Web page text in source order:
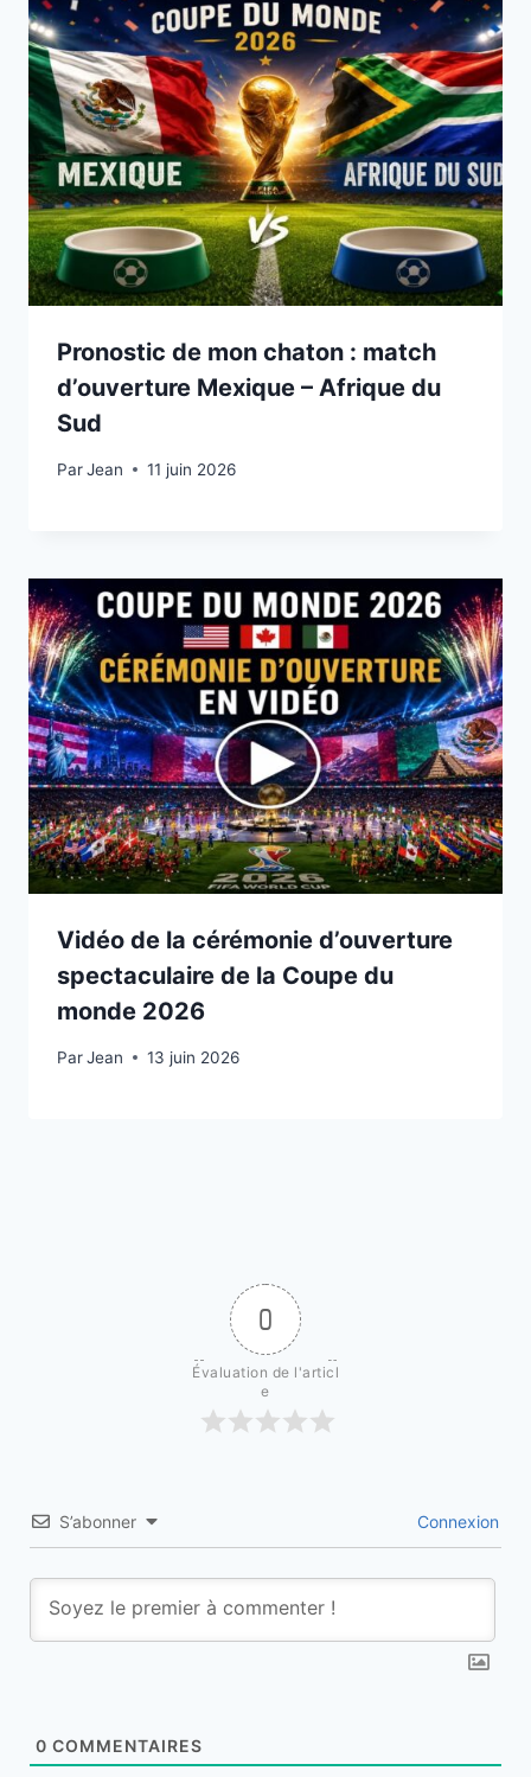
Pronostic de mon chaton : match
d’ouverture Mexique – Afrique du
Sud
ParJean
11 juin 2026 11 juin 2026
Vidéo de la cérémonie d’ouverture
spectaculaire de la Coupe du
monde 2026
ParJean
11 juin 2026 13 juin 2026
0
Évaluation de l'articl
e
S’abonner Connexion
0 COMMENTAIRES